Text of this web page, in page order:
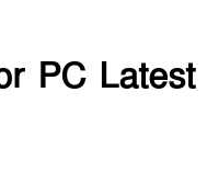
PC Latest